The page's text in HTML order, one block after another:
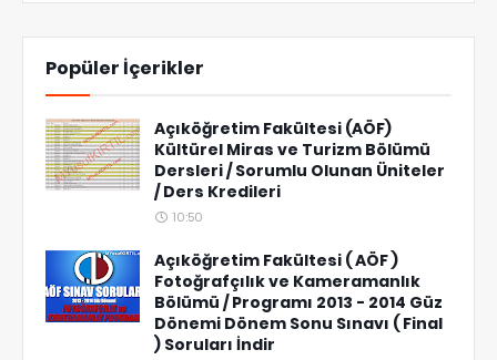
Popüler İçerikler
Açıköğretim Fakültesi (AÖF)
Kültürel Miras ve Turizm Bölümü
Dersleri / Sorumlu Olunan Üniteler
/ Ders Kredileri
10:50
Açıköğretim Fakültesi ( AÖF )
Fotoğrafçılık ve Kameramanlık
Bölümü / Programı 2013 - 2014 Güz
Dönemi Dönem Sonu Sınavı ( Final
) Soruları İndir